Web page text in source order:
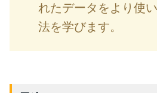
れたデータをより使
法を学びます。